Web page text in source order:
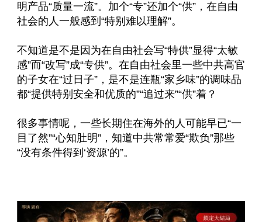
明产品“质量一流”。加个“专”还加个“供”，在自由
社会的人一般感到“特别难以理解”。
不知道是不是因为在自由社会写“特供”显得“太敏
感”而“改写”成“专供”。在自由社会里一些中共高官
的子女在“过日子”，是不是连瓶“家乡味”的调味品
都“提供特别安全和优质的”“追过来”“供”着？
很多事情呢，一些长期住在海外的人可能早已“一
目了然”“心知肚明”，知道中共常常爱“欺负”那些
“没有条件得到‘资源’的”。